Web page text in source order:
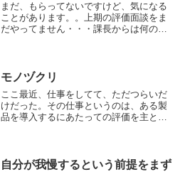
まだ、もらってないですけど、気になる
ことがあります。。上期の評価面談をま
だやってません・・・課長からは何の連
ではなく現在の部署の課長...
モノヅクリ
ここ最近、仕事をしてて、ただつらいだ
けだった。その仕事というのは、ある製
品を導入するにあたっての評価を主とし
奴に、蝕まれていた。そん...
自分が我慢するという前提をまず